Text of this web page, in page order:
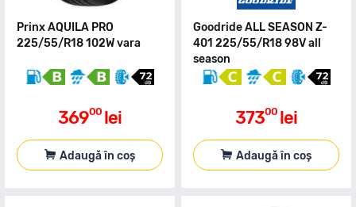
Prinx AQUILA PRO
225/55/R18 102W vara
36900 lei
Adaugă în coș
Goodride ALL SEASON Z-
401 225/55/R18 98V all
season
37300 lei
Adaugă în coș